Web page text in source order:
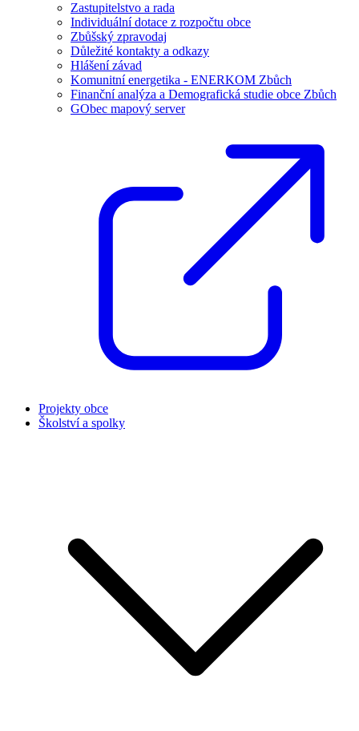
Zastupitelstvo a rada
Individuální dotace z rozpočtu obce
Zbůšský zpravodaj
Důležité kontakty a odkazy
Hlášení závad
Komunitní energetika - ENERKOM Zbůch
Finanční analýza a Demografická studie obce Zbůch
GObec mapový server
Projekty obce
Školství a spolky